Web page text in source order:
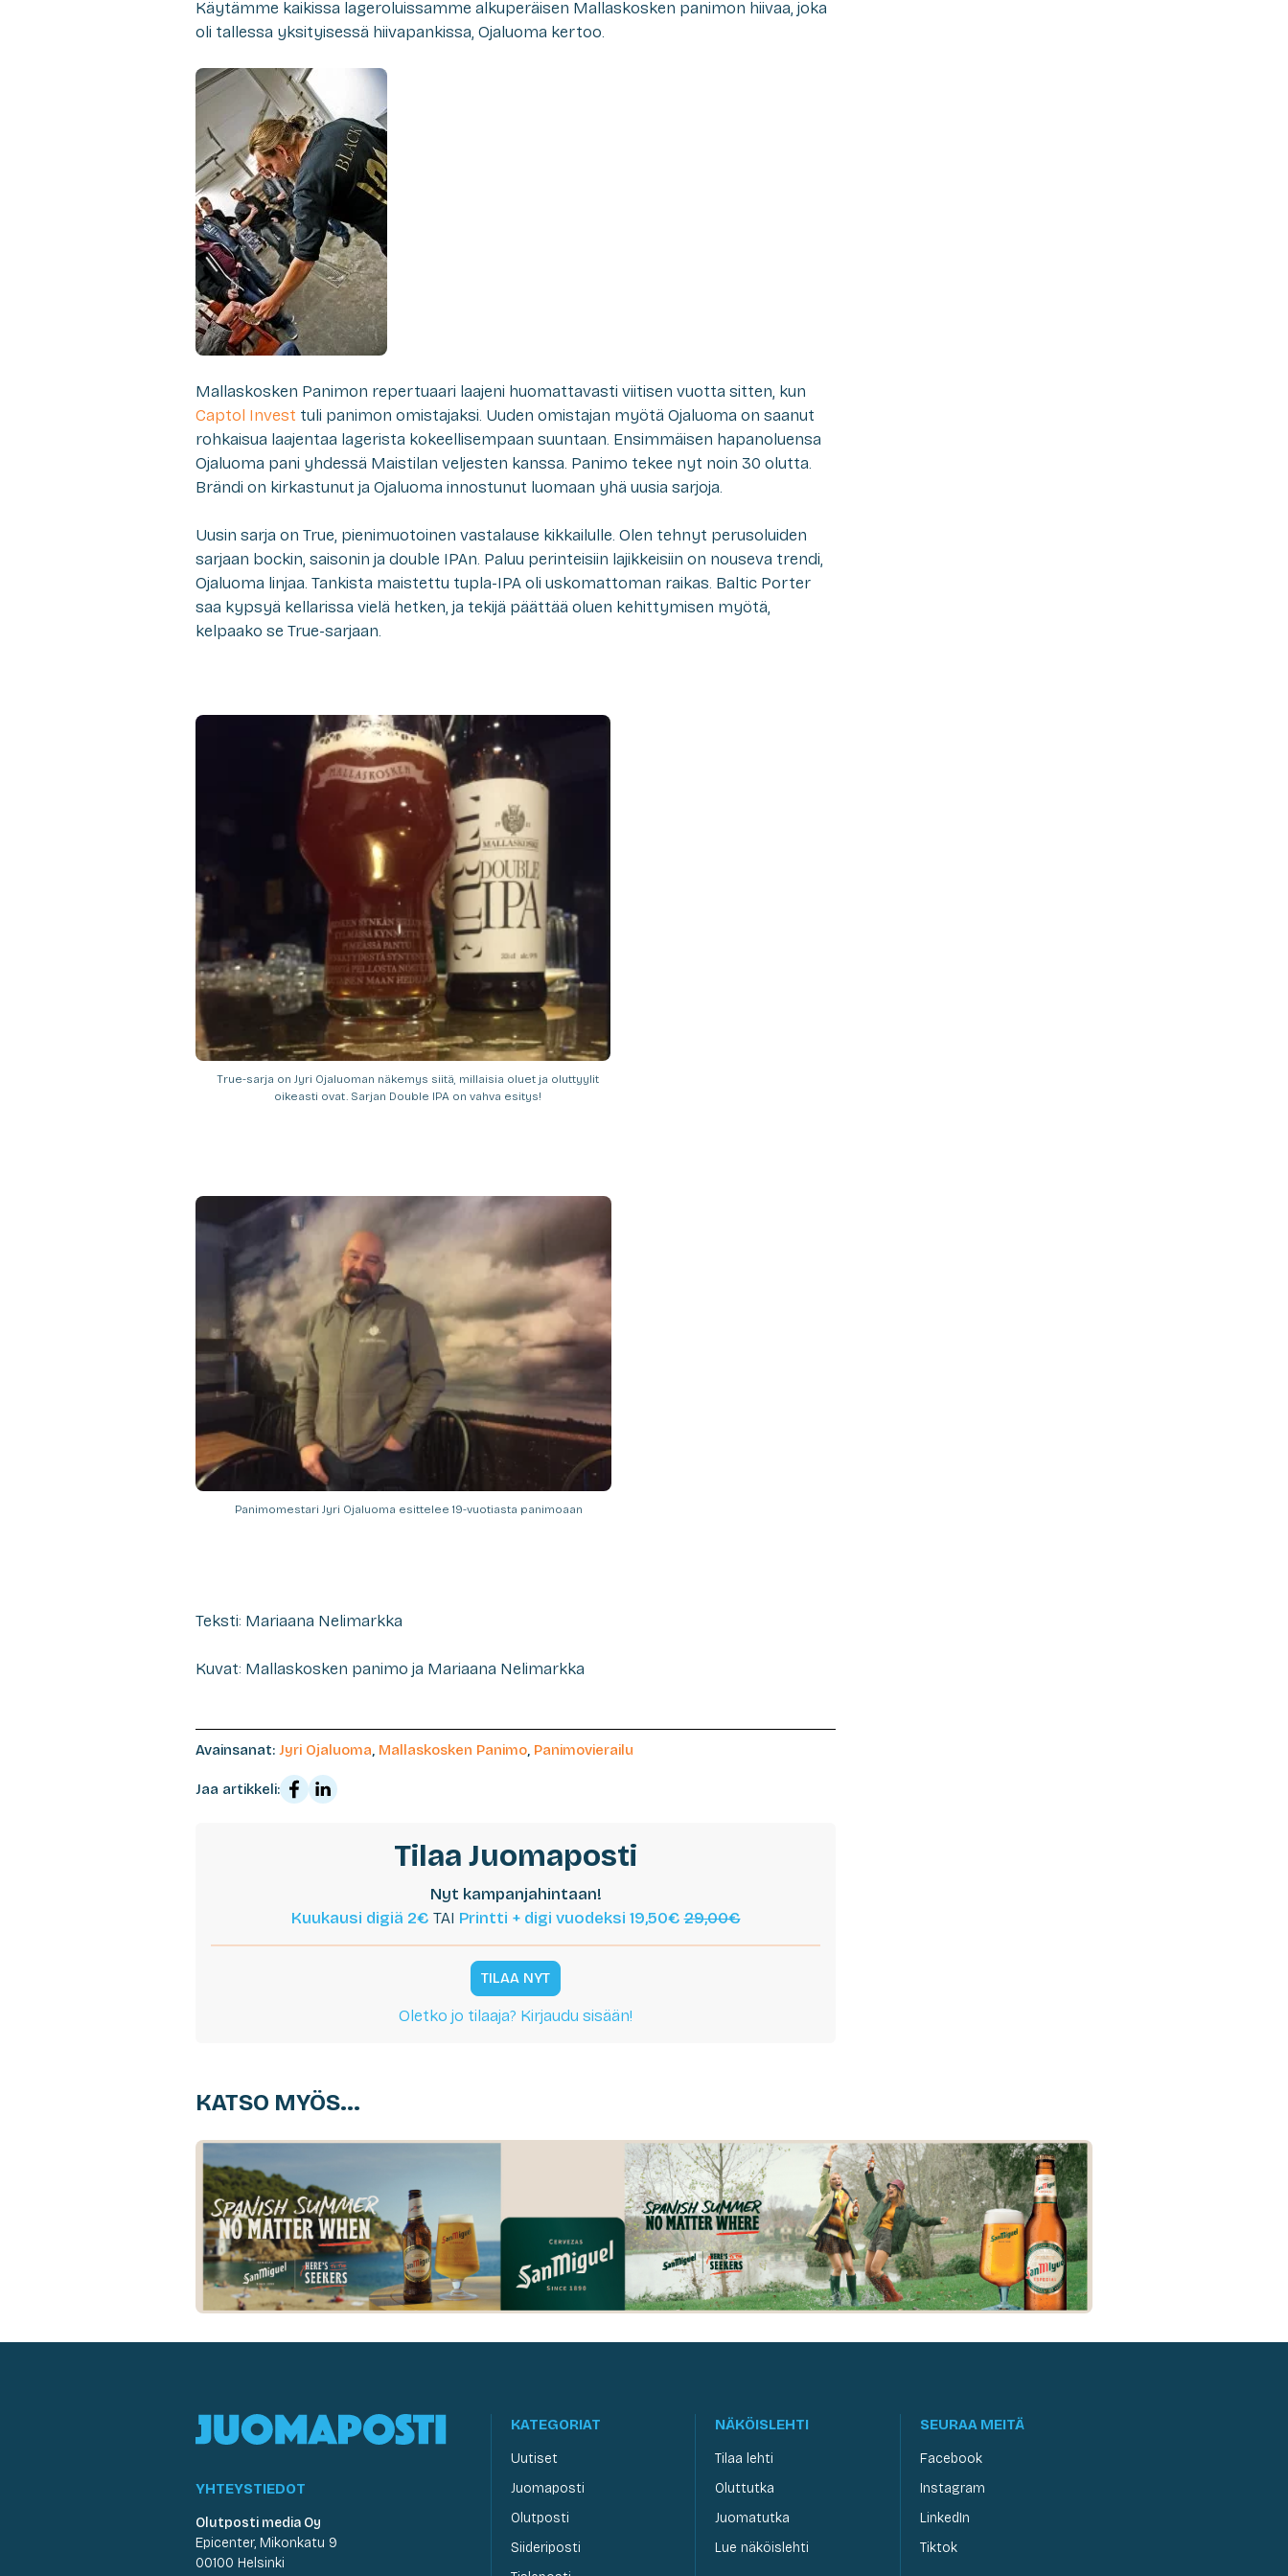
Käytämme kaikissa lageroluissamme alkuperäisen Mallaskosken panimon hiivaa, joka
oli tallessa yksityisessä hiivapankissa, Ojaluoma kertoo.
Mallaskosken Panimon repertuaari laajeni huomattavasti viitisen vuotta sitten, kun
Captol Invest tuli panimon omistajaksi. Uuden omistajan myötä Ojaluoma on saanut
rohkaisua laajentaa lagerista kokeellisempaan suuntaan. Ensimmäisen hapanoluensa
Ojaluoma pani yhdessä Maistilan veljesten kanssa. Panimo tekee nyt noin 30 olutta.
Brändi on kirkastunut ja Ojaluoma innostunut luomaan yhä uusia sarjoja.
Uusin sarja on True, pienimuotoinen vastalause kikkailulle. Olen tehnyt perusoluiden
sarjaan bockin, saisonin ja double IPAn. Paluu perinteisiin lajikkeisiin on nouseva trendi,
Ojaluoma linjaa. Tankista maistettu tupla-IPA oli uskomattoman raikas. Baltic Porter
saa kypsyä kellarissa vielä hetken, ja tekijä päättää oluen kehittymisen myötä,
kelpaako se True-sarjaan.
True-sarja on Jyri Ojaluoman näkemys siitä, millaisia oluet ja oluttyylit
oikeasti ovat. Sarjan Double IPA on vahva esitys!
Panimomestari Jyri Ojaluoma esittelee 19-vuotiasta panimoaan
Teksti: Mariaana Nelimarkka
Kuvat: Mallaskosken panimo ja Mariaana Nelimarkka
Avainsanat: Jyri Ojaluoma, Mallaskosken Panimo, Panimovierailu
Jaa artikkeli:
Tilaa Juomaposti
Nyt kampanjahintaan!
Kuukausi digiä 2€ TAI Printti + digi vuodeksi 19,50€29,00€
TILAA NYT
Oletko jo tilaaja? Kirjaudu sisään!
KATSO MYÖS...
YHTEYSTIEDOT
Olutposti media Oy
Epicenter, Mikonkatu 9
00100 Helsinki
KATEGORIAT
Uutiset
Juomaposti
Olutposti
Siideriposti
NÄKÖISLEHTI
Tilaa lehti
Oluttutka
Juomatutka
Lue näköislehti
SEURAA MEITÄ
Facebook
Instagram
LinkedIn
Tiktok